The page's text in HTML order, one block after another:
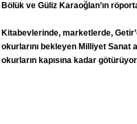
Bölük ve Güliz Karaoğlan’ın
Kitabevlerinde, marketlerde,
okurlarını bekleyen Milliyet Sanat
okurların kapısına kadar